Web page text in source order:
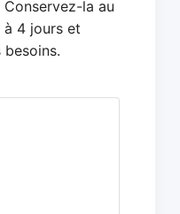
la au
4 jours et